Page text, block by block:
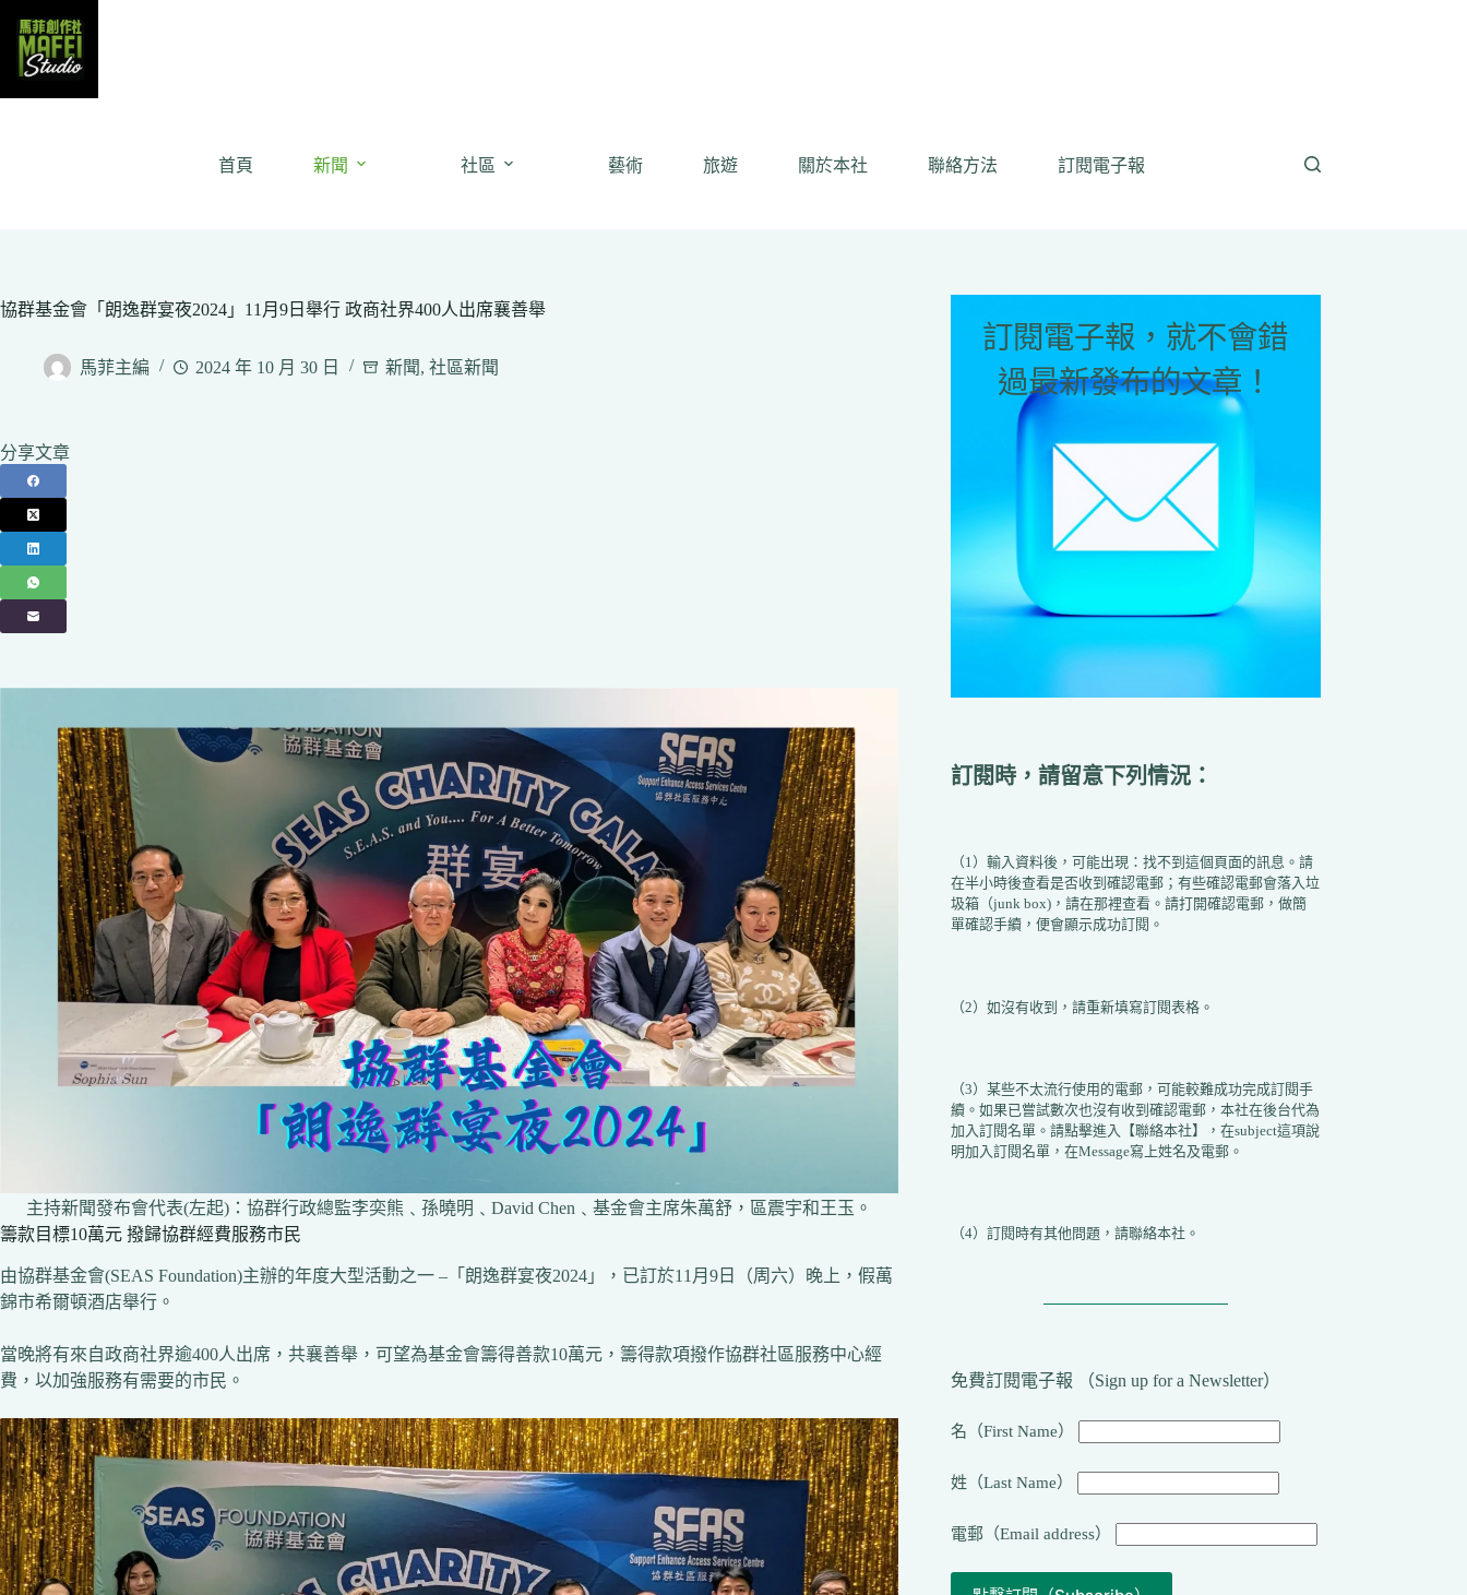
content
首頁 新聞 社區 藝術 旅遊 關於本社 聯絡方法 訂閱電子報
協群基金會「朗逸群宴夜2024」11月9日舉行 政商社界400人出席襄善舉
馬菲主編 2024 年 10 月 30 日 新聞, 社區新聞
分享文章
主持新聞發布會代表(左起)：協群行政總監李奕熊﹑孫曉明﹑David Chen﹑基金會主席朱萬舒，區震宇和王玉。
籌款目標10萬元 撥歸協群經費服務市民
由協群基金會(SEAS Foundation)主辦的年度大型活動之一 –「朗逸群宴夜2024」，已訂於11月9日（周六）晚上，假萬
錦市希爾頓酒店舉行。
當晚將有來自政商社界逾400人出席，共襄善舉，可望為基金會籌得善款10萬元，籌得款項撥作協群社區服務中心經
費，以加強服務有需要的市民。
訂閱電子報，就不會錯
過最新發布的文章！
訂閱時，請留意下列情況：
（1）輸入資料後，可能出現：找不到這個頁面的訊息。請
在半小時後查看是否收到確認電郵；有些確認電郵會落入垃
圾箱（junk box)，請在那裡查看。請打開確認電郵，做簡
單確認手續，便會顯示成功訂閱。
（2）如沒有收到，請重新填寫訂閱表格。
（3）某些不太流行使用的電郵，可能較難成功完成訂閱手
續。如果已嘗試數次也沒有收到確認電郵，本社在後台代為
加入訂閱名單。請點擊進入【聯絡本社】，在subject這項說
明加入訂閱名單，在Message寫上姓名及電郵。
（4）訂閱時有其他問題，請聯絡本社。
免費訂閱電子報 （Sign up for a Newsletter）
名（First Name）
姓（Last Name）
電郵（Email address）